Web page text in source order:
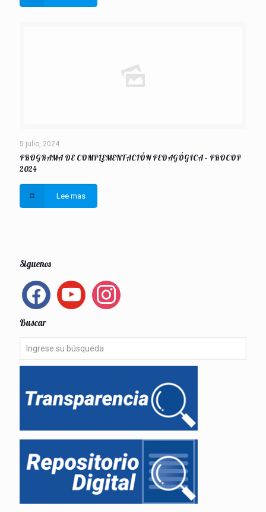
5 julio, 2024
PROGRAMA DE COMPLEMENTACIÓN PEDAGÓGICA – PROCOP
2024
Lee mas
Siguenos
facebook youtube instagram
Buscar